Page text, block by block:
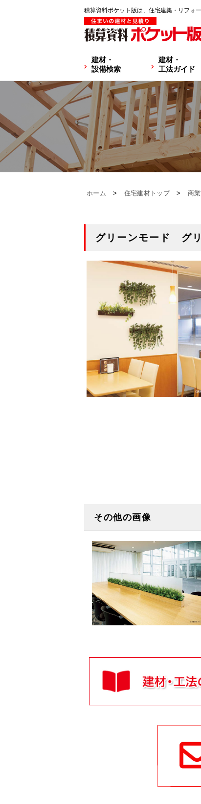
積算資料ポケット版は、住宅建築・リフォ
建材・
設備検索
建材・
工法ガイド
ホーム > 住宅建材トップ > 商
グリーンモード グ
その他の画像